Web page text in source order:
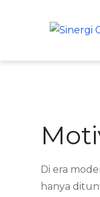
Di era
hanya